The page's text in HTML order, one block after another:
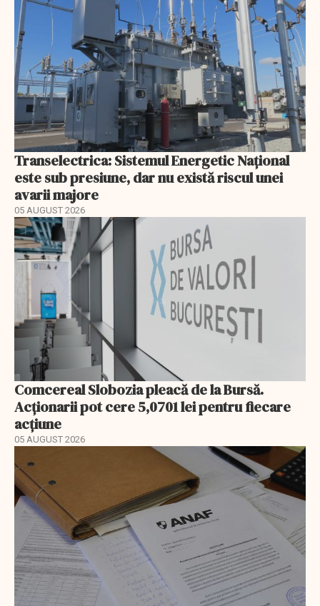
Transelectrica: Sistemul Energetic Național
este sub presiune, dar nu există riscul unei
avarii majore
05 AUGUST 2026
Comcereal Slobozia pleacă de la Bursă.
Acționarii pot cere 5,0701 lei pentru fiecare
acțiune
05 AUGUST 2026